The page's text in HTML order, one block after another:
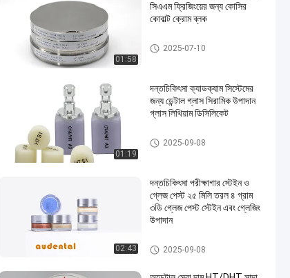
01:58
সিএএম ফ্রিজিংয়ের জন্য কোসির
কোবাল্ট ক্রোম ব্লক
কোবাল্ট ক্রোম ব্লক
2025-07-10
01:19
দন্তচিকিৎসা ক্যাডক্যাম সিস্টেমের
জন্য ডেন্টাল গ্লাস সিরামিক উপাদান
গ্লাস লিথিয়াম ডিসিলিকেট
ডেন্টাল গ্লাস সিরামিক
2025-09-08
02:43
দন্তচিকিৎসা পরীক্ষাগার স্টেইন ও
গ্লেজ পেস্ট ২৫ মিলি তরল ৪ গ্রাম
৩ডি গ্লেজ পেস্ট স্টেইন এবং গ্লেজিং
উপাদান
ডেন্টাল ল্যাবের যন্ত্রপাতি
2025-09-08